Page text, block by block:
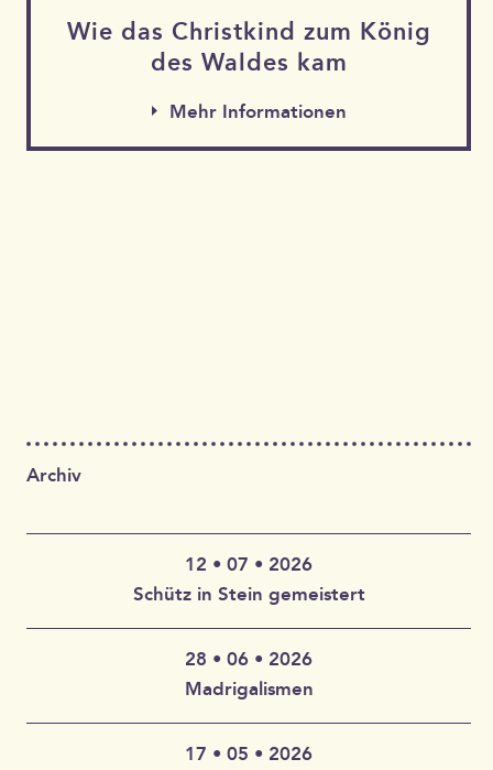
Wie das Christkind zum König
des Waldes kam
Mehr Informationen
Archiv
Schütz in Stein gemeistert
12 • 07 • 2026
Claudia Wahlbuhl – Violine, Bratsche, Gambe, Gesang |
Thomas Wahlbuhl – Akkordeon, Gesang | Jan Geisler –
Klarinette, Saxophon, Gesang | Holger Vandrich –
Gitarre, Gesang | Stefan Garthoff – Gesang, Melodica |
Madrigalismen
28 • 06 • 2026
17 • 05 • 2026